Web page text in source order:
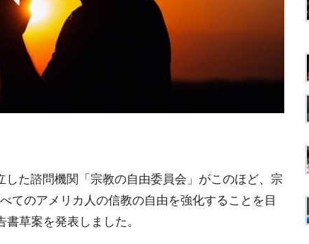
した諮問機関「宗教の自由委員会」がこのほど、宗
てのアメリカ人の信教の自由を強化することを目
草案を発表しました。